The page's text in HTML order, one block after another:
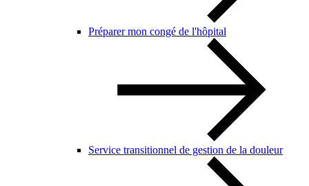
Préparer mon congé de l'hôpital
Service transitionnel de gestion de la douleur